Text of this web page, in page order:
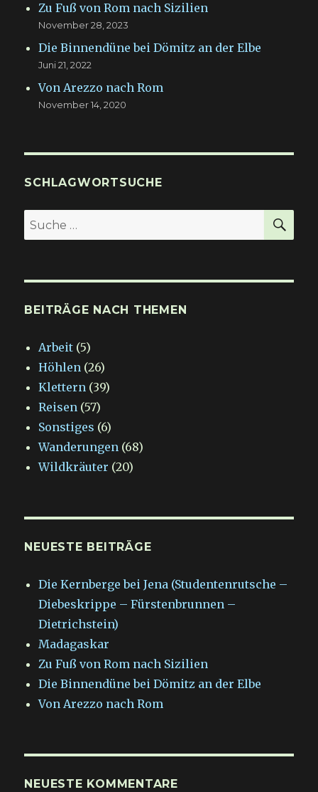
Zu Fuß von Rom nach Sizilien
November 28, 2023
Die Binnendüne bei Dömitz an der Elbe
Juni 21, 2022
Von Arezzo nach Rom
November 14, 2020
SCHLAGWORTSUCHE
Suche
nach:
BEITRÄGE NACH THEMEN
Arbeit (5)
Höhlen (26)
Klettern (39)
Reisen (57)
Sonstiges (6)
Wanderungen (68)
Wildkräuter (20)
NEUESTE BEITRÄGE
Die Kernberge bei Jena (Studentenrutsche –
Diebeskrippe – Fürstenbrunnen –
Dietrichstein)
Madagaskar
Zu Fuß von Rom nach Sizilien
Die Binnendüne bei Dömitz an der Elbe
Von Arezzo nach Rom
NEUESTE KOMMENTARE